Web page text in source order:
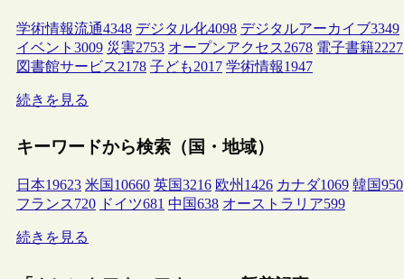
学術情報流通4348 デジタル化4098 デジタルアーカイブ3349
イベント 3009 災害2753 オープンアクセス2678 電子書籍2227
図書館サービス2178 子ども2017 学術情報1947
続きを見る
キーワードから検索（国・地域）
日本19623 米国 10660 英国3216 欧州 1426 カナダ1069 韓国950
フランス720 ドイツ681 中国638 オーストラリア599
続きを見る